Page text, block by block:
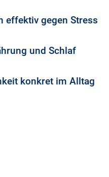
effektiv gegen Stress
und Schlaf
konkret im Alltag